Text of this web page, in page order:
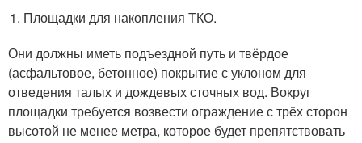
Площадки для накопления ТКО.
Они должны иметь подъездной путь и твёрдое
(асфальтовое, бетонное) покрытие с уклоном для
отведения талых и дождевых сточных вод. Вокруг
площадки требуется возвести ограждение с трёх сторон
высотой не менее метра, которое будет препятствовать